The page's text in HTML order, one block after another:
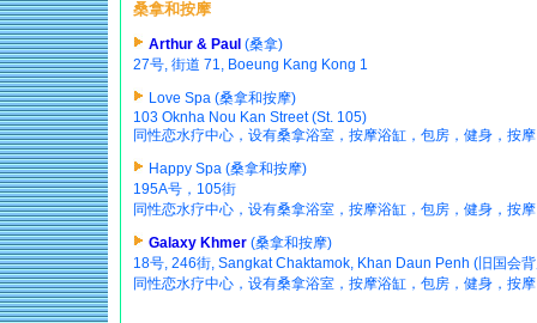
桑拿和按摩
Arthur & Paul (桑拿)
27号, 街道 71, Boeung Kang Kong 1
Love Spa (桑拿和按摩)
103 Oknha Nou Kan Street (St. 105)
同性恋水疗中心，设有桑拿浴室，按摩浴缸，包房，健身，按摩
Happy Spa (桑拿和按摩)
195A号，105街
同性恋水疗中心，设有桑拿浴室，按摩浴缸，包房，健身，按摩
Galaxy Khmer (桑拿和按摩)
18号, 246街, Sangkat Chaktamok, Khan Daun Penh (旧国会
同性恋水疗中心，设有桑拿浴室，按摩浴缸，包房，健身，按摩